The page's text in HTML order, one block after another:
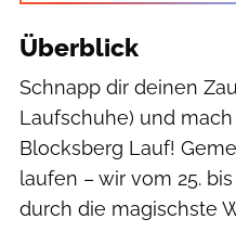
Überblick
Schnapp dir deinen
Laufschuhe) und
Blocksberg Lauf!
laufen – wir vom 25.
durch die magischste